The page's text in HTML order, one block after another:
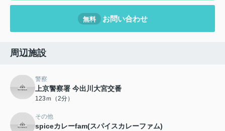
無料 お問い合わせ
周辺施設
警察
上京警察署 今出川大宮交番
123ｍ（2分）
その他
spiceカレーfam(スパイスカレーファム)